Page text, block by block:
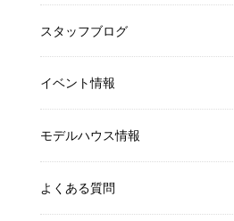
スタッフブログ
イベント情報
モデルハウス情報
よくある質問